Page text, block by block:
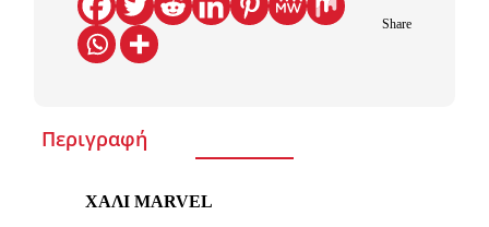
Share
Περιγραφή
ΧΑΛΙ MARVEL